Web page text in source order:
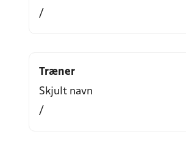
/
Træner
Skjult navn
/